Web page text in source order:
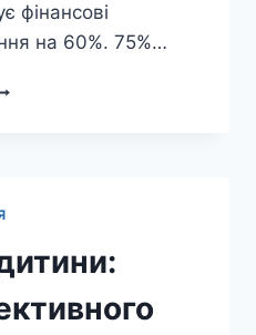
фінансові
на 60%. 75%…